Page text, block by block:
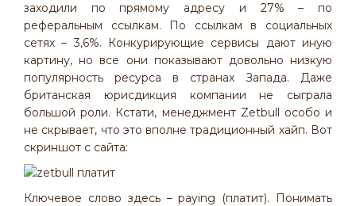
заходили по прямому адресу и 27% – по
реферальным ссылкам. По ссылкам в социальных
сетях – 3,6%. Конкурирующие сервисы дают иную
картину, но все они показывают довольно низкую
популярность ресурса в странах Запада. Даже
британская юрисдикция компании не сыграла
большой роли. Кстати, менеджмент Zetbull особо и
не скрывает, что это вполне традиционный хайп. Вот
скриншот с сайта:
Ключевое слово здесь – paying (платит). Понимать